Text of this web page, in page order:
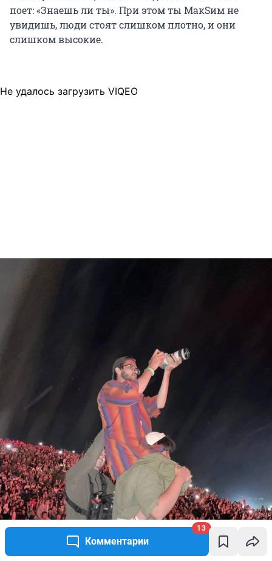
Комментарии
13
поет: «Знаешь ли ты». При этом ты МакSим не
увидишь, люди стоят слишком плотно, и они
слишком высокие.
Не удалось загрузить VIQEO